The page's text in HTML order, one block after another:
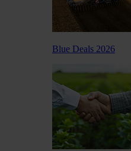
Blue Deals 2026